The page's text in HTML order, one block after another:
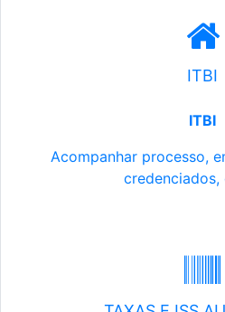
ITBI
ITBI
Acompanhar processo,
credenciados,